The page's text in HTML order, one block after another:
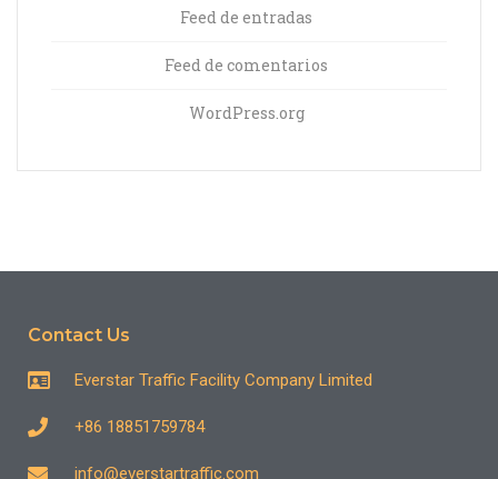
Feed de entradas
Feed de comentarios
WordPress.org
Contact Us
Everstar Traffic Facility Company Limited
+86 18851759784
info@everstartraffic.com